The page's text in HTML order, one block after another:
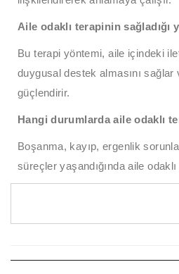
Aile odaklı terapinin sağladığı
Bu terapi yöntemi, aile içindeki
duygusal destek almasını
güçlendirir.
Hangi durumlarda aile odaklı
Boşanma, kayıp, ergenlik
süreçler yaşandığında aile